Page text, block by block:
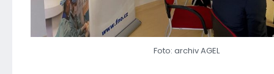
Foto: archiv AGEL